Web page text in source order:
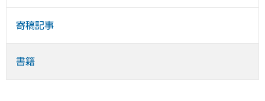
寄稿記事
書籍